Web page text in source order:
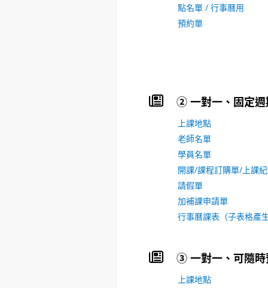
點名單 / 行事曆用
預約單
② 一對一、固定週
上課地點
老師名單
學員名單
開課/課程訂購單/上課
請假單
加補課申請單
行事曆課表（子表格產
③ 一對一、可隨時
上課地點